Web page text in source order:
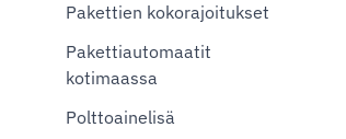
Pakettien kokorajoitukset
Pakettiautomaatit
kotimaassa
Polttoainelisä